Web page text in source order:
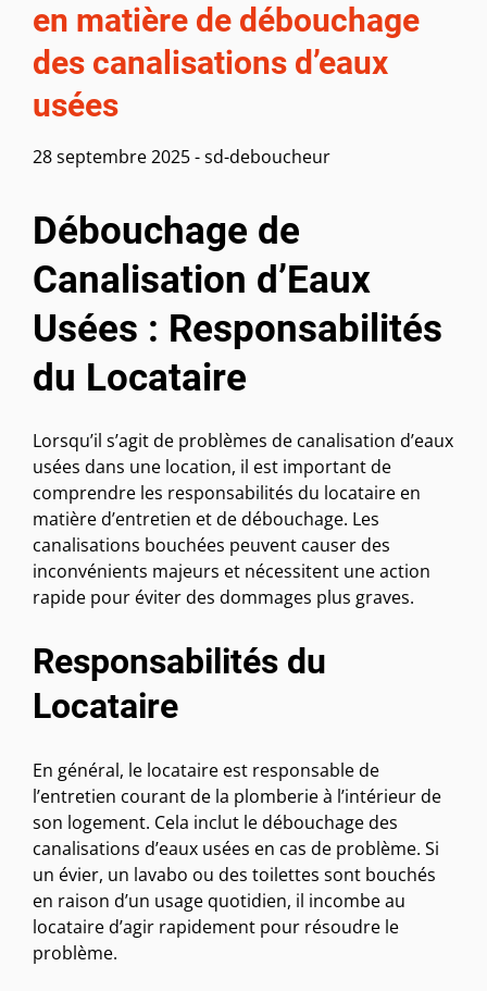
en matière de débouchage
des canalisations d’eaux
usées
28 septembre 2025-sd-deboucheur
Débouchage de
Canalisation d’Eaux
Usées : Responsabilités
du Locataire
Lorsqu’il s’agit de problèmes de canalisation d’eaux
usées dans une location, il est important de
comprendre les responsabilités du locataire en
matière d’entretien et de débouchage. Les
canalisations bouchées peuvent causer des
inconvénients majeurs et nécessitent une action
rapide pour éviter des dommages plus graves.
Responsabilités du
Locataire
En général, le locataire est responsable de
l’entretien courant de la plomberie à l’intérieur de
son logement. Cela inclut le débouchage des
canalisations d’eaux usées en cas de problème. Si
un évier, un lavabo ou des toilettes sont bouchés
en raison d’un usage quotidien, il incombe au
locataire d’agir rapidement pour résoudre le
problème.